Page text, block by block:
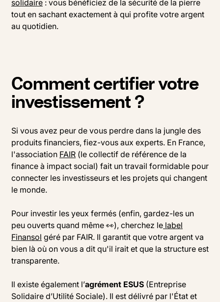
solidaire : vous bénéficiez de la sécurité de la pierre
tout en sachant exactement à qui profite votre argent
au quotidien.
Comment certifier votre
investissement ?
Si vous avez peur de vous perdre dans la jungle des
produits financiers, fiez-vous aux experts. En France,
l'association FAIR (le collectif de référence de la
finance à impact social) fait un travail formidable pour
connecter les investisseurs et les projets qui changent
le monde.
Pour investir les yeux fermés (enfin, gardez-les un
peu ouverts quand même 👀), cherchez le label
Finansol géré par FAIR. Il garantit que votre argent va
bien là où on vous a dit qu'il irait et que la structure est
transparente.
Il existe également l’agrément ESUS (Entreprise
Solidaire d’Utilité Sociale). Il est délivré par l'État et